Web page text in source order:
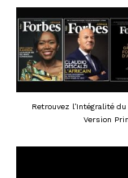
Retrouvez l’Intégralité
Version